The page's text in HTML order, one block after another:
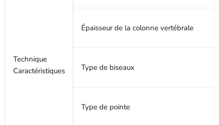
Technique
Caractéristiques
Épaisseur de la colonne vertébrale
Type de biseaux
Type de pointe